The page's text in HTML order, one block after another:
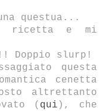
questua...
ricetta e mi
Doppio slurp!
questa
cenetta
altrettanto
( qui ), che